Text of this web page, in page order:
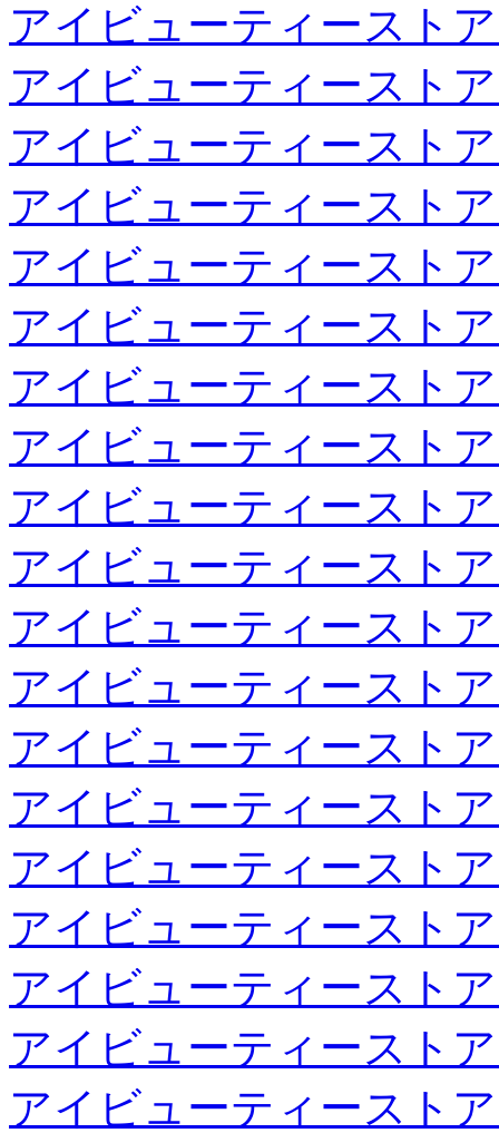
アイビューティースト
アイビューティースト
アイビューティースト
アイビューティースト
アイビューティースト
アイビューティースト
アイビューティースト
アイビューティースト
アイビューティースト
アイビューティースト
アイビューティースト
アイビューティースト
アイビューティースト
アイビューティースト
アイビューティースト
アイビューティースト
アイビューティースト
アイビューティースト
アイビューティースト